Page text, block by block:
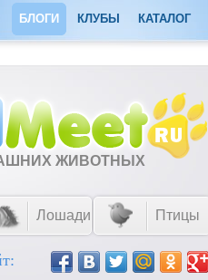
БЛОГИ КЛУБЫ КАТАЛОГ
ЖИВОТНЫХ
Лошади Птицы